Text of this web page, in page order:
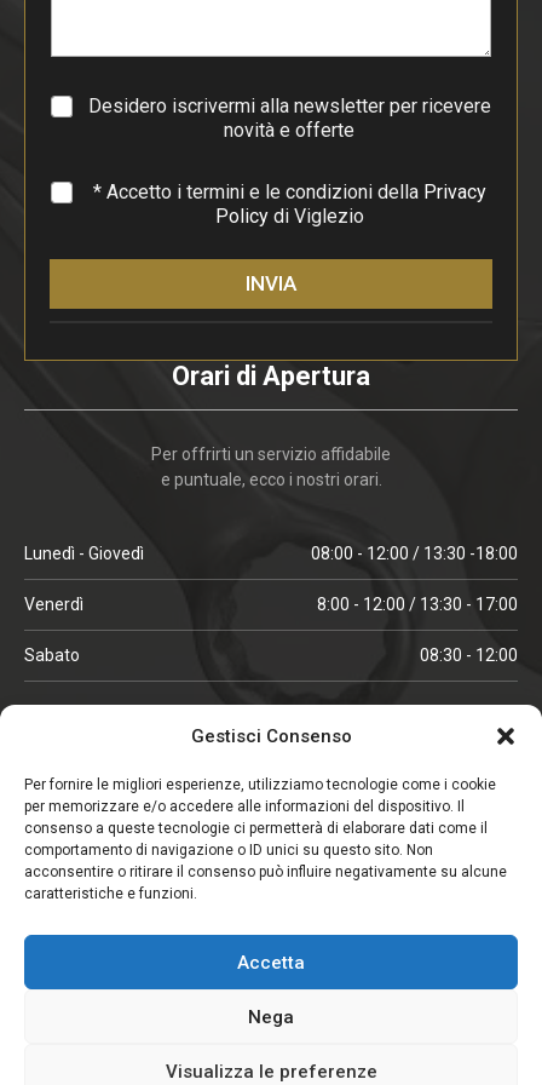
Gestisci Consenso
Per fornire le migliori esperienze, utilizziamo tecnologie come i cookie
per memorizzare e/o accedere alle informazioni del dispositivo. Il
consenso a queste tecnologie ci permetterà di elaborare dati come il
comportamento di navigazione o ID unici su questo sito. Non
acconsentire o ritirare il consenso può influire negativamente su alcune
caratteristiche e funzioni.
Accetta
Nega
Visualizza le preferenze
g
a
f
Desidero iscrivermi alla newsletter per ricevere
novità e offerte
* * Accetto i termini e le condizioni della Privacy
Policydi Viglezio
INVIA
Orari di Apertura
Per offrirti un servizio affidabile
e puntuale, ecco i nostri orari.
Lunedì - Giovedì 08:00 - 12:00 / 13:30 -18:00
Venerdì 8:00 - 12:00 / 13:30 - 17:00
Sabato 08:30 - 12:00
ORARI IN ALTA STAGIONE
Lunedì - Venerdì 08:00 - 12:00 / 13:30 -18:00
Sabato 08:00 - 12:00
CHIUSO IL SABATO
(gennaio, febbraio, agosto, settembre)